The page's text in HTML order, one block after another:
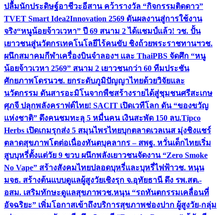
ปลื้มนักประดิษฐ์อาชีวะอีสาน คว้ารางวัล “กิจกรรมติดดาว”
TVET Smart Idea2Innovation 2569 ดันผลงานสู่การใช้งาน
จริง“หนูน้อยจ้าวเวหา” ปี 69 สนาม 2 ได้แชมป์แล้ว! วช. ปั้น
เยาวชนสู่นวัตกรเทคโนโลยีไร้คนขับ ชิงถ้วยพระราชทานฯวช.
ผนึกสมาคมกีฬาเครื่องบินจำลองฯ และ ThaiPBS จัดศึก “หนู
น้อยจ้าวเวหา 2569” สนาม 2 เยาวชนกว่า 60 ทีมประชัน
ศักยภาพโดรนวช. ยกระดับภูมิปัญญาไทยด้วยวิจัยและ
นวัตกรรม ดันสารอะมิโนจากพืชสร้างรายได้สู่ชุมชนศรีสะเกษ
ศุภจี ปลุกพลังคราฟต์ไทย! SACIT เปิดเวทีโลก ดัน “ของขวัญ
แห่งชาติ” ดึงคนชมทะลุ 5 หมื่นคน เงินสะพัด 150 ลบ.Tipco
Herbs เปิดเกมรุกส่ง 5 สมุนไพรไทยบุกตลาดเวลเนส มุ่งชิงแชร์
ตลาดสุขภาพโตต่อเนื่องทันตบุคลากร – สพฐ. หวั่นเด็กไทยเริ่ม
สูบบุหรี่ตั้งแต่วัย 9 ขวบ ผนึกพลังเยาวชนจัดงาน “Zero Smoke
No Vape” สร้างสังคมไทยปลอดบุหรี่และบุหรี่ไฟฟ้าวช. หนุน
มจธ. สร้างต้นแบบดูแลผู้สูงวัยเชิงรุก จ.อุทัยธานี ดึง รพ.สต.-
อสม. เสริมทักษะดูแลสุขภาพวช.หนุน “รถทันตกรรมเคลื่อนที่
อัจฉริยะ” เพิ่มโอกาสเข้าถึงบริการสุขภาพช่องปาก ผู้สูงวัย-กลุ่ม